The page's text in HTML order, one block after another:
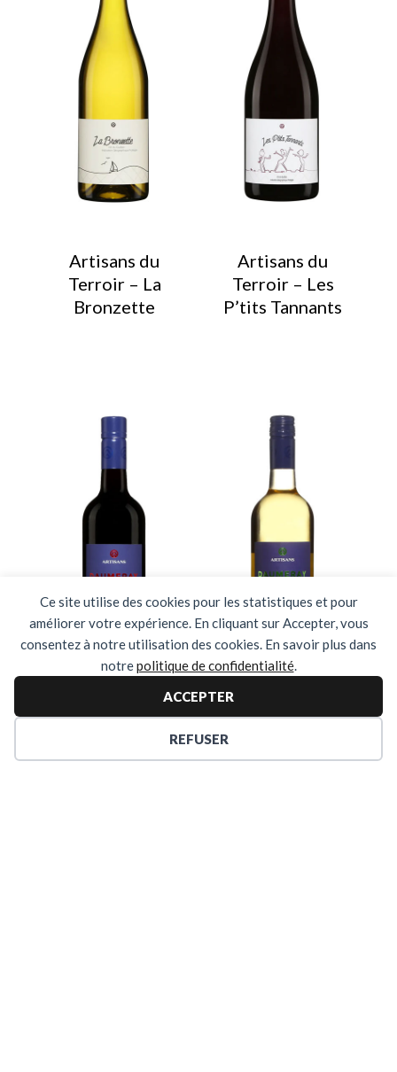
Ce site utilise des cookies pour les statistiques et pour
améliorer votre expérience. En cliquant sur Accepter, vous
consentez à notre utilisation des cookies. En savoir plus dans
notrepolitique de confidentialité.
ACCEPTER
REFUSER
Artisans du
Terroir – La
Bronzette
Artisans du
Terroir – Les
P’tits Tannants
Terroir –
Terroir –